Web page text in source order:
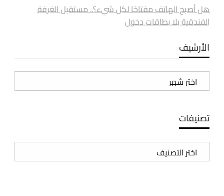
هل أصبح الهاتف مفتاحًا لكل شيء؟.. مستقبل الغرفة
الفندقية بلا بطاقات دخول
الأرشيف
الأرشيف
تصنيفات
تصنيفات